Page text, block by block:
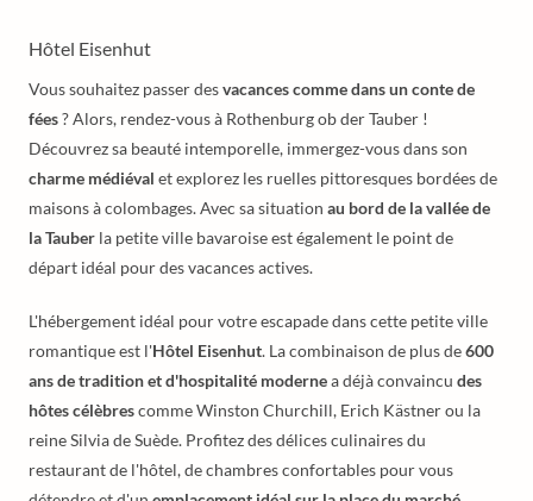
Hôtel Eisenhut
Vous souhaitez passer desvacances comme dans un conte de
fées? Alors, rendez-vous à Rothenburg ob der Tauber !
Découvrez sa beauté intemporelle, immergez-vous dans son
charme médiéval et explorez les ruelles pittoresques bordées de
maisons à colombages. Avec sa situation au bord de la vallée de
la Tauber la petite ville bavaroise est également le point de
départ idéal pour des vacances actives.
L'hébergement idéal pour votre escapade dans cette petite ville
romantique est l'Hôtel Eisenhut. La combinaison de plus de600
ans de tradition et d'hospitalité modernea déjà convaincu des
hôtes célèbrescomme Winston Churchill, Erich Kästner ou la
reine Silvia de Suède. Profitez des délices culinaires du
restaurant de l'hôtel, de chambres confortables pour vous